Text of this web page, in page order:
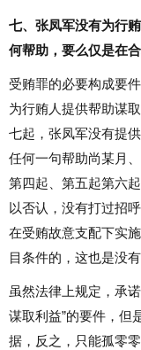
七、张凤军没有为行
何帮助，要么仅是在
受贿罪的必要构成要
为行贿人提供帮助谋
七起，张凤军没有提
任何一句帮助尚某月
第四起、第五起第六
以否认，没有打过招
在受贿故意支配下实
目条件的，这也是没
虽然法律上规定，承
谋取利益”的要件，但
据，反之，只能孤零